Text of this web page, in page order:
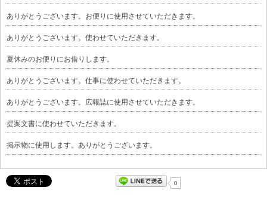
ありがとうございます。お便りに使用させていただきます。
ありがとうございます。使わせていただきます。
夏休みのお便りにお借りします。
ありがとうございます。仕事に使わせていただきます。
ありがとうございます。広報誌に使用させていただきます。
提案文書に使わせていただきます。
掲示物に使用します。ありがとうございます。
0